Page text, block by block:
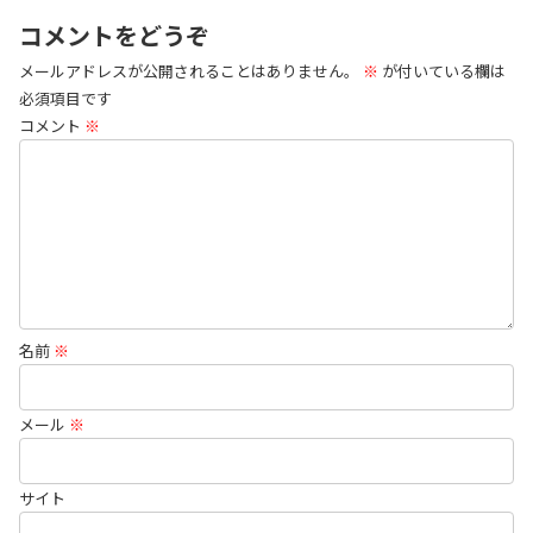
コメントをどうぞ
メールアドレスが公開されることはありません。 ※ が付いている欄は
必須項目です
コメント ※
名前 ※
メール ※
サイト